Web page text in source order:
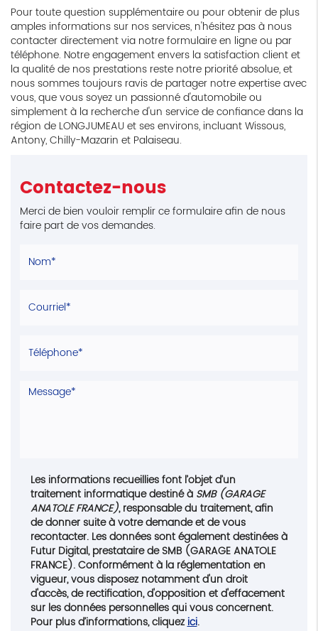
Pour toute question supplémentaire ou pour obtenir de plus
amples informations sur nos services, n'hésitez pas à nous
contacter directement via notre formulaire en ligne ou par
téléphone. Notre engagement envers la satisfaction client et
la qualité de nos prestations reste notre priorité absolue, et
nous sommes toujours ravis de partager notre expertise avec
vous, que vous soyez un passionné d'automobile ou
simplement à la recherche d'un service de confiance dans la
région de LONGJUMEAU et ses environs, incluant Wissous,
Antony, Chilly-Mazarin et Palaiseau.
Contactez-nous
Merci de bien vouloir remplir ce formulaire afin de nous
faire part de vos demandes.
Les informations recueillies font l’objet d’un
traitement informatique destiné àSMB (GARAGE
ANATOLE FRANCE), responsable du traitement, afin
de donner suite à votre demande et de vous
recontacter. Les données sont également destinées à
Futur Digital, prestataire de SMB (GARAGE ANATOLE
FRANCE). Conformément à la réglementation en
vigueur, vous disposez notamment d'un droit
d'accès, de rectification, d'opposition et d'effacement
sur les données personnelles qui vous concernent.
Pour plus d’informations, cliquezici.